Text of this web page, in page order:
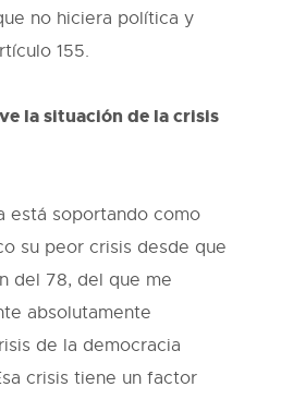
no hiciera política y
155.
la situación de la crisis
está soportando como
su peor crisis desde que
del 78, del que me
absolutamente
de la democracia
crisis tiene un factor